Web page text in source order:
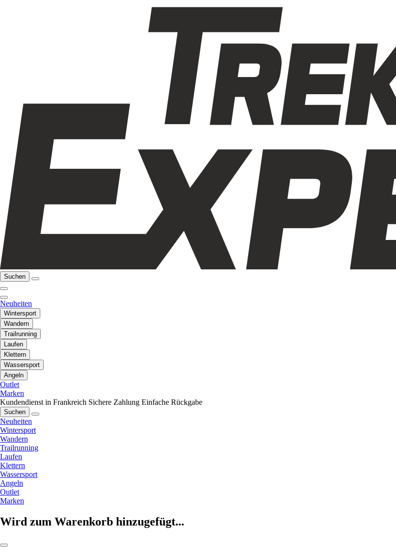
Suchen
Neuheiten
Wintersport
Wandern
Trailrunning
Laufen
Klettern
Wassersport
Angeln
Outlet
Marken
Kundendienst in Frankreich Sichere Zahlung Einfache Rückgabe
Suchen
Neuheiten
Wintersport
Wandern
Trailrunning
Laufen
Klettern
Wassersport
Angeln
Outlet
Marken
Wird zum Warenkorb hinzugefügt...